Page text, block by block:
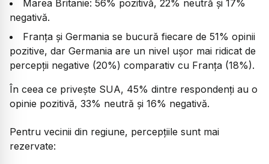
Marea Britanie: 56% pozitivă, 22% neutră și 17%
negativă.
Franța și Germania se bucură fiecare de 51% opinii
pozitive, dar Germania are un nivel ușor mai ridicat de
percepții negative (20%) comparativ cu Franța (18%).
În ceea ce privește SUA, 45% dintre respondenți au o
opinie pozitivă, 33% neutră și 16% negativă.
Pentru vecinii din regiune, percepțiile sunt mai
rezervate: